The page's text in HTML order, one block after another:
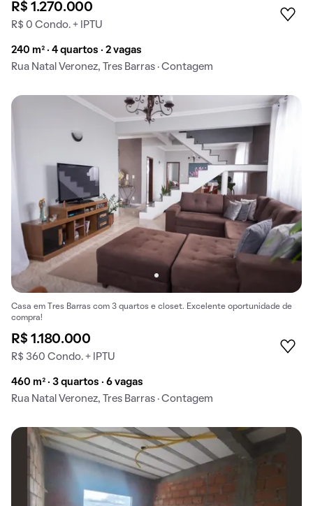
R$ 1.270.000
R$ 0 Condo. + IPTU
240 m² · 4 quartos · 2 vagas
Rua Natal Veronez, Tres Barras · Contagem
Casa em Tres Barras com 3 quartos e closet. Excelente oportunidade de
compra!
R$ 1.180.000
R$ 360 Condo. + IPTU
460 m² · 3 quartos · 6 vagas
Rua Natal Veronez, Tres Barras · Contagem